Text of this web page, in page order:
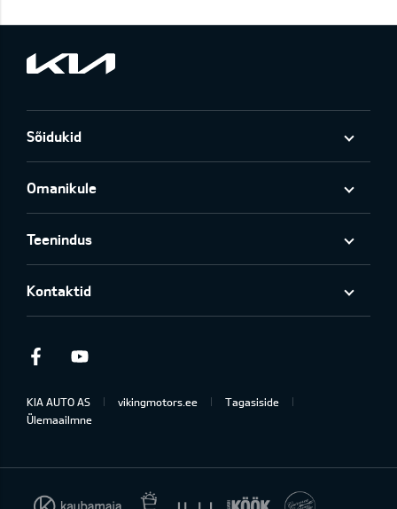
Sõidukid
Omanikule
Teenindus
Kontaktid
Facebook
KIA AUTO AS vikingmotors.ee
Tagasiside
Ülemaailmne